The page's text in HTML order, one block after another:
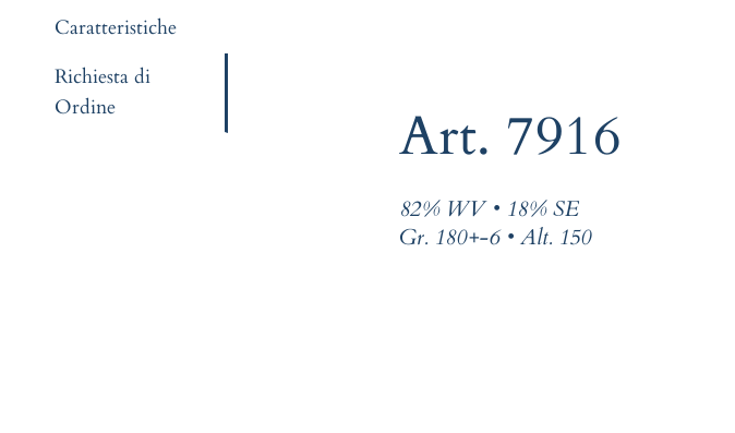
Art. 7916
82% WV • 18% SE
Gr. 180+-6 • Alt. 150
Caratteristiche
Richiesta di
Ordine